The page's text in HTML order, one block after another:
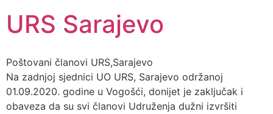
URS Sarajevo
Poštovani članovi URS,Sarajevo
Na zadnjoj sjednici UO URS, Sarajevo održanoj
01.09.2020. godine u Vogošći, donijet je zaključak i
obaveza da su svi članovi Udruženja dužni izvršiti